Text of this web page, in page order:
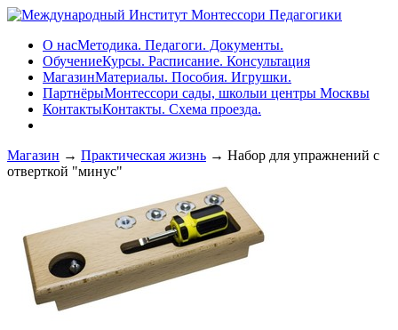
О насМетодика. Педагоги. Документы.
ОбучениеКурсы. Расписание. Консультация
МагазинМатериалы. Пособия. Игрушки.
ПартнёрыМонтессори сады, школыи центры Москвы
КонтактыКонтакты. Схема проезда.
Магазин → Практическая жизнь → Набор для упражнений с
отверткой "минус"